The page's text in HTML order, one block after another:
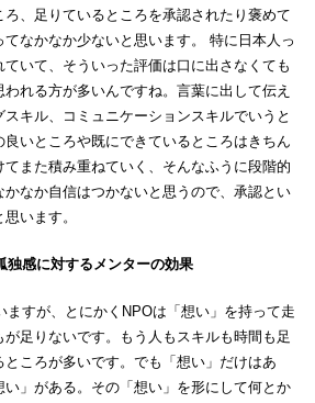
、足りているところを承認されたり褒めて
なかなか少ないと思います。 特に日本人っ
いて、そういった評価は口に出さなくても
れる方が多いんですね。言葉に出して伝え
キル、コミュニケーションスキルでいうと
いところや既にできているところはきちん
てまた積み重ねていく、そんなふうに段階的
なか自信はつかないと思うので、承認とい
います。
感に対するメンターの効果
ますが、とにかくNPOは「想い」を持って走
足りないです。もう人もスキルも時間も足
ころが多いです。でも「想い」だけはあ
」がある。その「想い」を形にして何とか